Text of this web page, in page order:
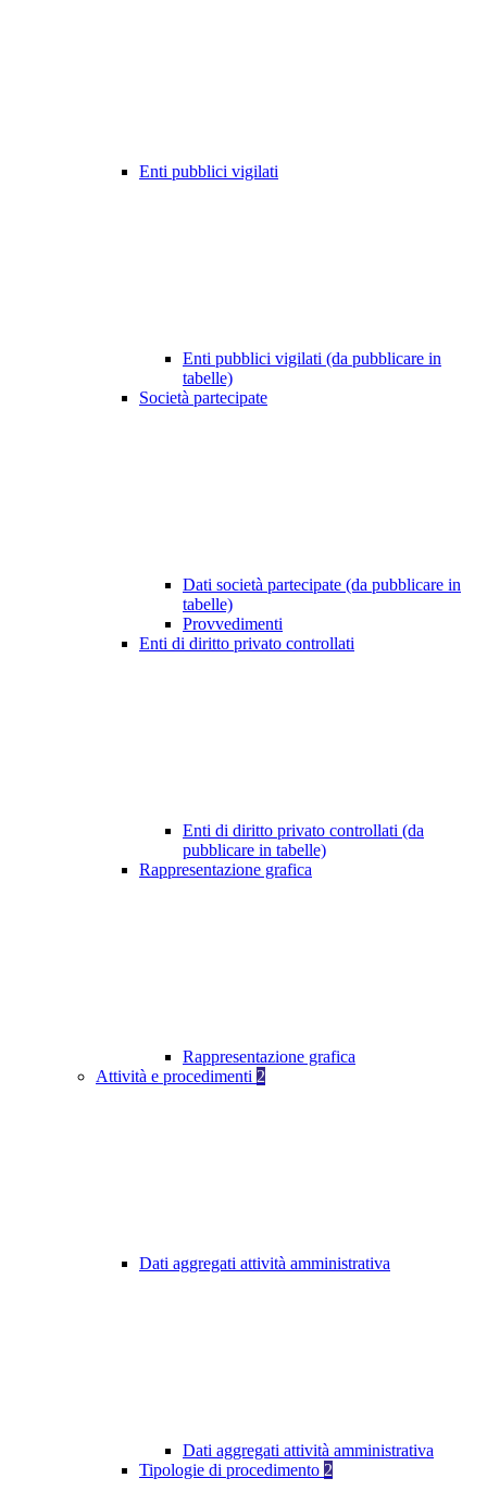
Enti pubblici vigilati
Enti pubblici vigilati (da pubblicare in
tabelle)
Società partecipate
Dati società partecipate (da pubblicare in
tabelle)
Provvedimenti
Enti di diritto privato controllati
Enti di diritto privato controllati (da
pubblicare in tabelle)
Rappresentazione grafica
Rappresentazione grafica
Attività e procedimenti 2
Dati aggregati attività amministrativa
Dati aggregati attività amministrativa
Tipologie di procedimento 2